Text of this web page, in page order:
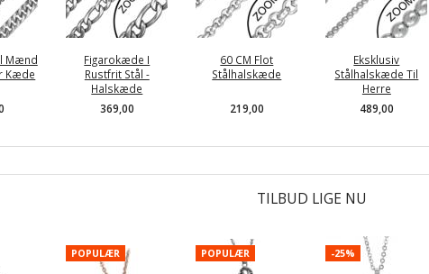
Mænd
Kæde
Figarokæde I
Rustfrit Stål -
Halskæde
369,00
60 CM Flot
Stålhalskæde
219,00
Eksklusiv
Stålhalskæde Til
Herre
489,00
TILBUD LIGE NU
POPULÆR POPULÆR -25%